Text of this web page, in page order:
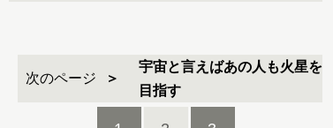
次のページ
宇宙と言えばあの人も火星を
目指す